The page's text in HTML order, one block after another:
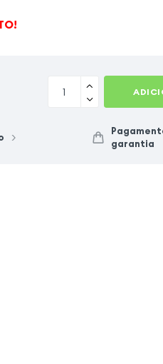
garantia